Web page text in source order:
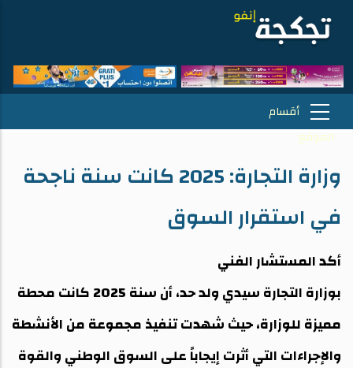
وزارة التجارة: 2025 كانت سنة ناجحة
في استقرار السوق
أكد المستشار الفني
بوزارة التجارة سيدي ولد حد، أن سنة 2025 كانت محطة
مميزة للوزارة، حيث شهدت تنفيذ مجموعة من الأنشطة
والإجراءات التي أثرت إيجاباً على السوق الوطني والقوة